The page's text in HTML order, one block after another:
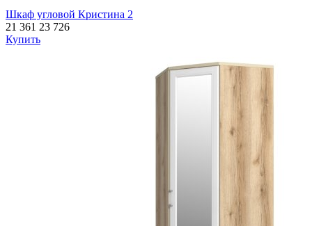
Шкаф угловой Кристина 2
21 361 23 726
Купить